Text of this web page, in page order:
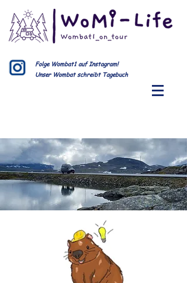
Folge Wombat1 auf Instagram!
Unser Wombat schreibt Tagebuch